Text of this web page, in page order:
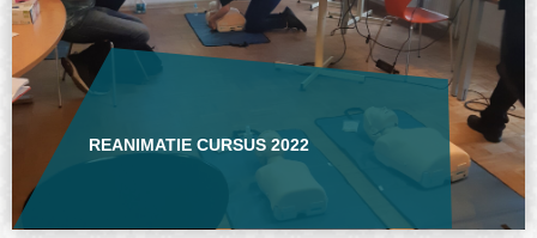
REANIMATIE CURSUS 2022